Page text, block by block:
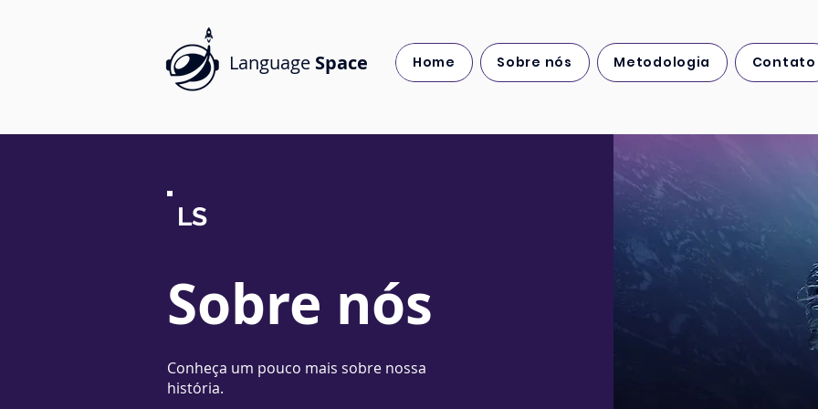
Language Space Home Sobre nós Metodologia Contato
LS
Sobre nós
Conheça um pouco mais sobre nossa
história.